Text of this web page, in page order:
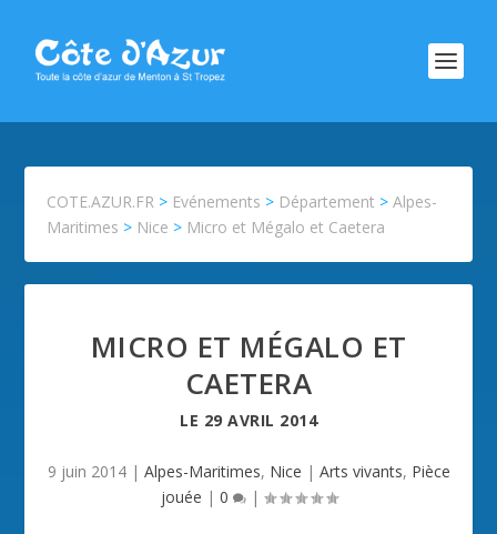
COTE.AZUR.FR > Evénements > Département >Alpes-
Maritimes > Nice > Micro et Mégalo et Caetera
MICRO ET MÉGALO ET
CAETERA
LE 29 AVRIL 2014
9 juin 2014| Alpes-Maritimes, Nice | Arts vivants, Pièce
jouée | 0 |